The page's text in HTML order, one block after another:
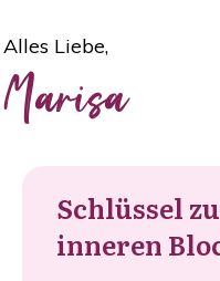
Alles Liebe,
Marisa
Schlüssel
inneren